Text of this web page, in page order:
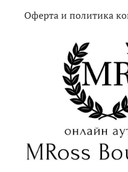
Оферта и политика